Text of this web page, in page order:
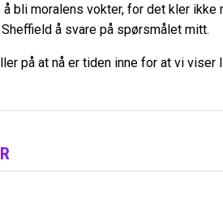
bli moralens vokter, for det kler
å svare på spørsmålet mitt.
på at nå er tiden inne for at vi